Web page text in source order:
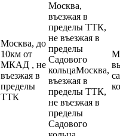
Москва, до
10км от
МКАД , не
въезжая в
пределы
ТТК
Москва,
въезжая в
пределы ТТК,
не въезжая в
пределы
Садового
кольцаМосква,
въезжая в
пределы ТТК,
не въезжая в
пределы
Садового